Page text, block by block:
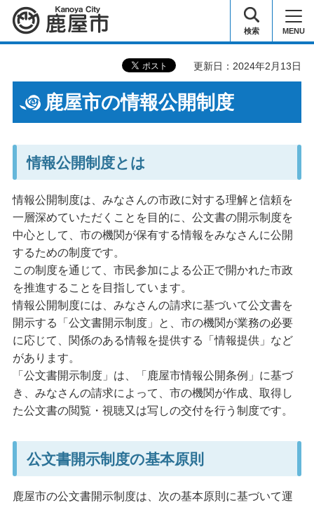
鹿屋市 検索 MENU
更新日：2024年2月13日
鹿屋市の情報公開制度
情報公開制度とは
情報公開制度は、みなさんの市政に対する理解と信頼を
一層深めていただくことを目的に、公文書の開示制度を
中心として、市の機関が保有する情報をみなさんに公開
するための制度です。
この制度を通じて、市民参加による公正で開かれた市政
を推進することを目指しています。
情報公開制度には、みなさんの請求に基づいて公文書を
開示する「公文書開示制度」と、市の機関が業務の必要
に応じて、関係のある情報を提供する「情報提供」など
があります。
「公文書開示制度」は、「鹿屋市情報公開条例」に基づ
き、みなさんの請求によって、市の機関が作成、取得し
た公文書の閲覧・視聴又は写しの交付を行う制度です。
公文書開示制度の基本原則
鹿屋市の公文書開示制度は、次の基本原則に基づいて運